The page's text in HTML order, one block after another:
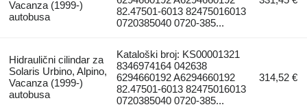
Vacanza (1999-)
autobusa
82.47501-6013 82475016013
0720385040 0720-385...
Hidraulični cilindar za
Solaris Urbino, Alpino,
Vacanza (1999-)
autobusa
Kataloški broj: KS00001321
8346974164 042638
6294660192 A6294660192
82.47501-6013 82475016013
0720385040 0720-385...
314,52 €